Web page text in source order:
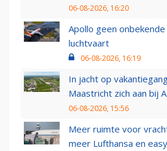
06-08-2026, 16:20
Apollo geen
luchtvaart
06-08-2026, 16:19
In jacht op
Maastricht zich aan bij
06-08-2026, 15:56
Meer ruimte voor
meer Lufthansa en